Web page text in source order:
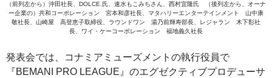
（前列左から）沖田社長、DOLCE.氏、速水もこみちさん、西村宜隆氏 （後列左から、オーナ
ー企業の）共和コーポレーション 宮本和彦社長、マタハリーエンターテインメント 山中康
敬社長、山崎屋 高登恵子取締役、ラウンドワン 湯乃前輝寿部長、レジャラン 木下彰社
長、ワイ・ケーコーポレーション 福地義久社長
発表会では、コナミアミューズメントの執行役員で
『BEMANI PRO LEAGUE』のエグゼクティブプロデューサ